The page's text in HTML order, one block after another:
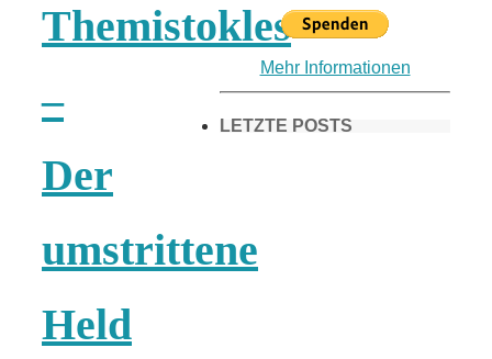
Themistokles
–
Der
umstrittene
Held
Mehr Informationen
LETZTE POSTS
München &